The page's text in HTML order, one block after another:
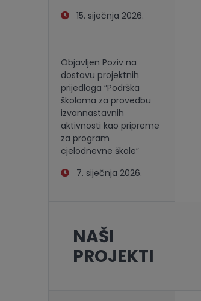
15. siječnja 2026.
Objavljen Poziv na
dostavu projektnih
prijedloga ”Podrška
školama za provedbu
izvannastavnih
aktivnosti kao pripreme
za program
cjelodnevne škole”
7. siječnja 2026.
NAŠI
PROJEKTI